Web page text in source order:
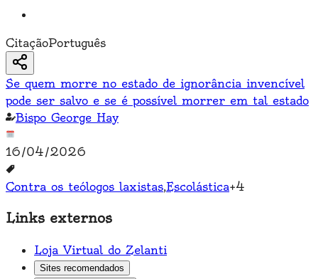
CitaçãoPortuguês
Se quem morre no estado de ignorância invencível
pode ser salvo e se é possível morrer em tal estado
Bispo George Hay
16/04/2026
Contra os teólogos laxistas,Escolástica+4
Links externos
Loja Virtual do Zelanti
Sites recomendados